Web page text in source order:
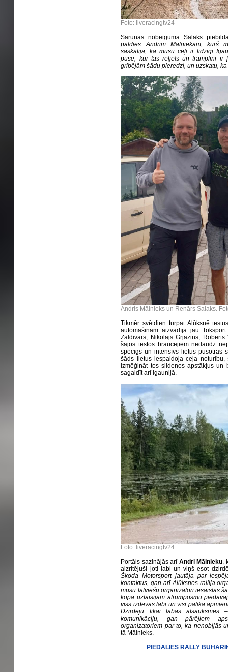
Foto: liveracingtv24
Sarunas nobeigumā Salaks
paldies Andrim Mālniekam, kurš
saskatīja, ka mūsu ceļi ir līdzīgi
pusē, kur tas reljefs un tramplīni ir
gribējām šādu pieredzi, un uzskatu,
Andris Mālnieks un Renārs Salaks.
Tikmēr svētdien turpat Alūksnē
automašīnām aizvadīja jau
Zaldivārs, Nikolajs Grjazins,
šajos testos braucējiem nedaudz
spēcīgs un intensīvs lietus pusotras
šāds lietus iespaidoja ceļa
izmēģināt tos slidenos apstākļus un
sagaidīt arī Igaunijā.
Foto: liveracingtv24
Portāls sazinājās arī Andri Mālnieku,
aizritējuši ļoti labi un viņš esot
Škoda Motorsport jautāja par
kontaktus, gan arī Alūksnes rallija
mūsu latviešu organizatori iesaistās
kopā uztaisījām ātrumposmu
viss izdevās labi un visi palika
Dzirdēju tikai labas
komunikāciju, gan pārējiem
organizatoriem par to, ka nenobijās
tā Mālnieks.
PIEDALIES RALLY